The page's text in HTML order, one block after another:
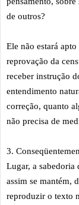
de outros?
Ele não estará
reprovação da
receber instrução
entendimento
correção, quanto
não precisa de
3.
Lugar, a sabedoria
assim se mantém,
reproduzir o texto